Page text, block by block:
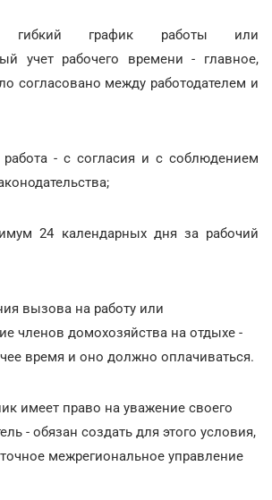
гибкий график работы или
учет рабочего времени - главное,
согласовано между работодателем и
работа - с согласия и с соблюдением
24 календарных дня за рабочий
вызова на работу или
членов домохозяйства на отдыхе -
время и оно должно оплачиваться.
имеет право на уважение своего
- обязан создать для этого условия,
межрегиональное управление